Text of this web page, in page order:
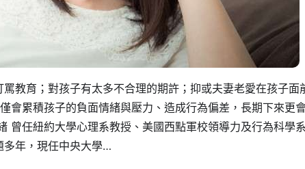
教育；對孩子有太多不合理的期許；抑或夫妻老愛在孩子面
累積孩子的負面情緒與壓力、造成行為偏差，長期下來更
曾任紐約大學心理系教授、美國西點軍校領導力及行為科學
多年，現任中央大學…